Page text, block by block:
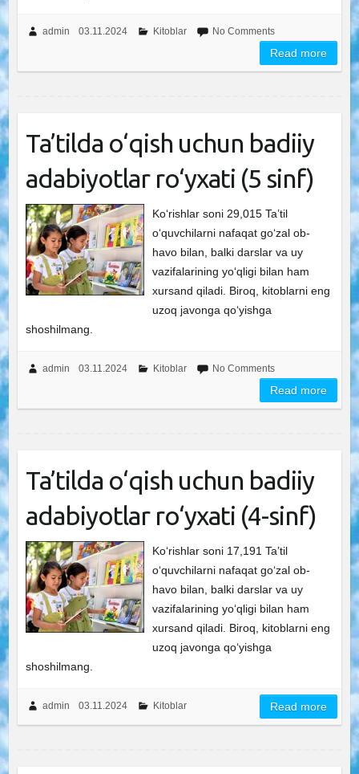
admin 03.11.2024 Kitoblar No Comments
Read more
Ta’tilda o‘qish uchun badiiy
adabiyotlar ro‘yxati (5 sinf)
Ko‘rishlar soni 29,015 Ta’til
o‘quvchilarni nafaqat go‘zal ob-
havo bilan, balki darslar va uy
vazifalarining yo‘qligi bilan ham
xursand qiladi. Biroq, kitoblarni eng
uzoq javonga qo‘yishga
shoshilmang.
admin 03.11.2024 Kitoblar No Comments
Read more
Ta’tilda o‘qish uchun badiiy
adabiyotlar ro‘yxati (4-sinf)
Ko‘rishlar soni 17,191 Ta’til
o‘quvchilarni nafaqat go‘zal ob-
havo bilan, balki darslar va uy
vazifalarining yo‘qligi bilan ham
xursand qiladi. Biroq, kitoblarni eng
uzoq javonga qo‘yishga
shoshilmang.
admin 03.11.2024 Kitoblar Read more